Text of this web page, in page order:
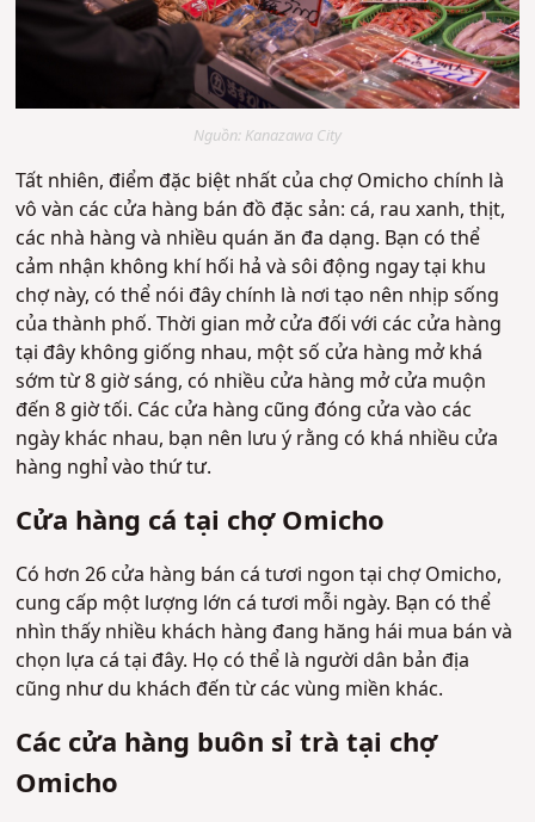
Nguồn: Kanazawa City
Tất nhiên, điểm đặc biệt nhất của chợ Omicho chính là
vô vàn các cửa hàng bán đồ đặc sản: cá, rau xanh, thịt,
các nhà hàng và nhiều quán ăn đa dạng. Bạn có thể
cảm nhận không khí hối hả và sôi động ngay tại khu
chợ này, có thể nói đây chính là nơi tạo nên nhịp sống
của thành phố. Thời gian mở cửa đối với các cửa hàng
tại đây không giống nhau, một số cửa hàng mở khá
sớm từ 8 giờ sáng, có nhiều cửa hàng mở cửa muộn
đến 8 giờ tối. Các cửa hàng cũng đóng cửa vào các
ngày khác nhau, bạn nên lưu ý rằng có khá nhiều cửa
hàng nghỉ vào thứ tư.
Cửa hàng cá tại chợ Omicho
Có hơn 26 cửa hàng bán cá tươi ngon tại chợ Omicho,
cung cấp một lượng lớn cá tươi mỗi ngày. Bạn có thể
nhìn thấy nhiều khách hàng đang hăng hái mua bán và
chọn lựa cá tại đây. Họ có thể là người dân bản địa
cũng như du khách đến từ các vùng miền khác.
Các cửa hàng buôn sỉ trà tại chợ
Omicho